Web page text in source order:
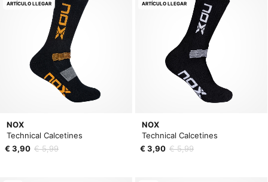
NOX
Technical Calcetines
€ 3,90 € 5,99
ARTÍCULO LLEGAR
NOX
Technical Calcetines
€ 3,90 € 5,99
ARTÍCULO LLEGAR